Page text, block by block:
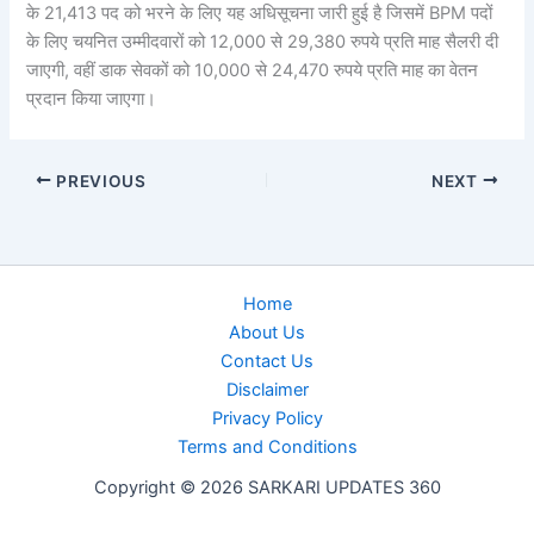
के 21,413 पद को भरने के लिए यह अधिसूचना जारी हुई है जिसमें BPM पदों
के लिए चयनित उम्मीदवारों को 12,000 से 29,380 रुपये प्रति माह सैलरी दी
जाएगी, वहीं डाक सेवकों को 10,000 से 24,470 रुपये प्रति माह का वेतन
प्रदान किया जाएगा।
PREVIOUS NEXT
Home
About Us
Contact Us
Disclaimer
Privacy Policy
Terms and Conditions
Copyright © 2026 SARKARI UPDATES 360